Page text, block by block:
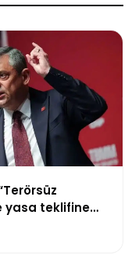
yasa teklifine